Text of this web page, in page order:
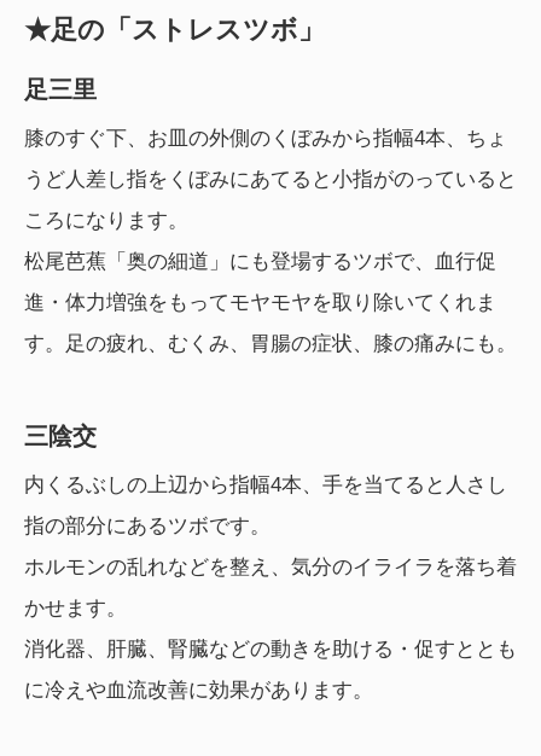
★足の「ストレスツボ」
足三里
膝のすぐ下、お皿の外側のくぼみから指幅4本、ちょ
うど人差し指をくぼみにあてると小指がのっていると
ころになります。
松尾芭蕉「奥の細道」にも登場するツボで、血行促
進・体力増強をもってモヤモヤを取り除いてくれま
す。足の疲れ、むくみ、胃腸の症状、膝の痛みにも。
三陰交
内くるぶしの上辺から指幅4本、手を当てると人さし
指の部分にあるツボです。
ホルモンの乱れなどを整え、気分のイライラを落ち着
かせます。
消化器、肝臓、腎臓などの動きを助ける・促すととも
に冷えや血流改善に効果があります。